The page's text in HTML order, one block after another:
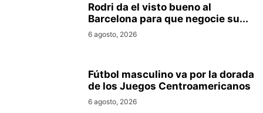
Rodri da el visto bueno al
Barcelona para que negocie su...
6 agosto, 2026
Fútbol masculino va por la dorada
de los Juegos Centroamericanos
6 agosto, 2026